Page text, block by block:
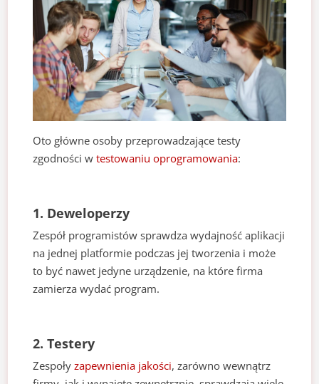
Oto główne osoby przeprowadzające testy
zgodności wtestowaniu oprogramowania:
1. Deweloperzy
Zespół programistów sprawdza wydajność aplikacji
na jednej platformie podczas jej tworzenia i może
to być nawet jedyne urządzenie, na które firma
zamierza wydać program.
2. Testery
Zespołyzapewnienia jakości, zarówno wewnątrz